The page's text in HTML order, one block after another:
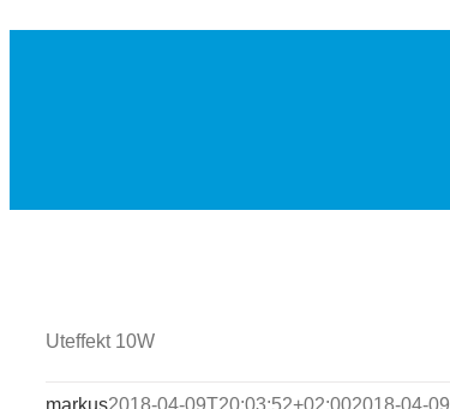
Uteffekt 10W
markus2018-04-09T20:03:52+02:002018-04-09